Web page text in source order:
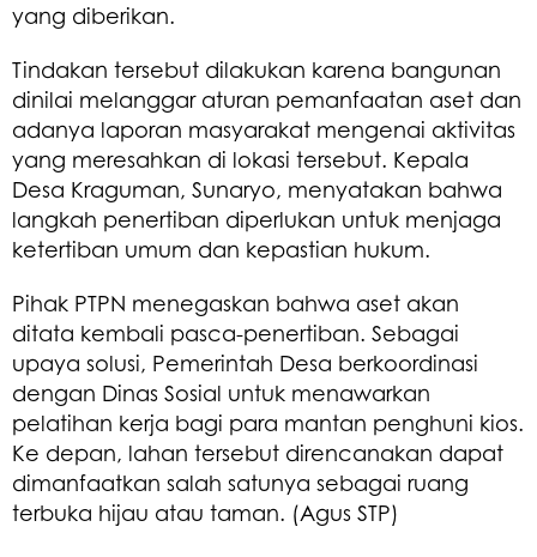
yang diberikan.
Tindakan tersebut dilakukan karena bangunan
dinilai melanggar aturan pemanfaatan aset dan
adanya laporan masyarakat mengenai aktivitas
yang meresahkan di lokasi tersebut. Kepala
Desa Kraguman, Sunaryo, menyatakan bahwa
langkah penertiban diperlukan untuk menjaga
ketertiban umum dan kepastian hukum.
Pihak PTPN menegaskan bahwa aset akan
ditata kembali pasca-penertiban. Sebagai
upaya solusi, Pemerintah Desa berkoordinasi
dengan Dinas Sosial untuk menawarkan
pelatihan kerja bagi para mantan penghuni kios.
Ke depan, lahan tersebut direncanakan dapat
dimanfaatkan salah satunya sebagai ruang
terbuka hijau atau taman. (Agus STP)